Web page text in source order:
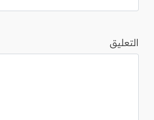
التعليق